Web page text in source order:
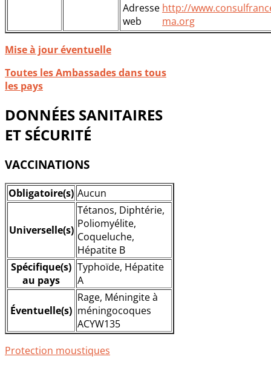
Adresse
web
http://
ma.org
Mise à jour éventuelle
Toutes les Ambassades dans tous
les pays
DONNÉES SANITAIRES
ET SÉCURITÉ
VACCINATIONS
Obligatoire(s) Aucun
Universelle(s)
Tétanos, Diphtérie,
Poliomyélite,
Coqueluche,
Hépatite B
Spécifique(s)
au pays
Typhoïde, Hépatite
A
Éventuelle(s)
Rage, Méningite à
méningocoques
ACYW135
Protection moustiques